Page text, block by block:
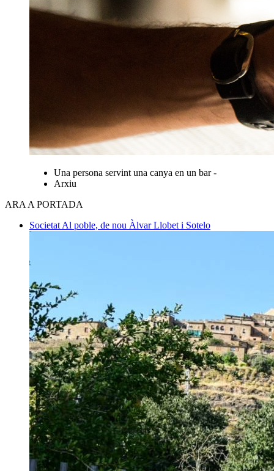
Una persona servint una canya en un bar -
Arxiu
ARA A PORTADA
Societat Al poble, de nou Àlvar Llobet i Sotelo